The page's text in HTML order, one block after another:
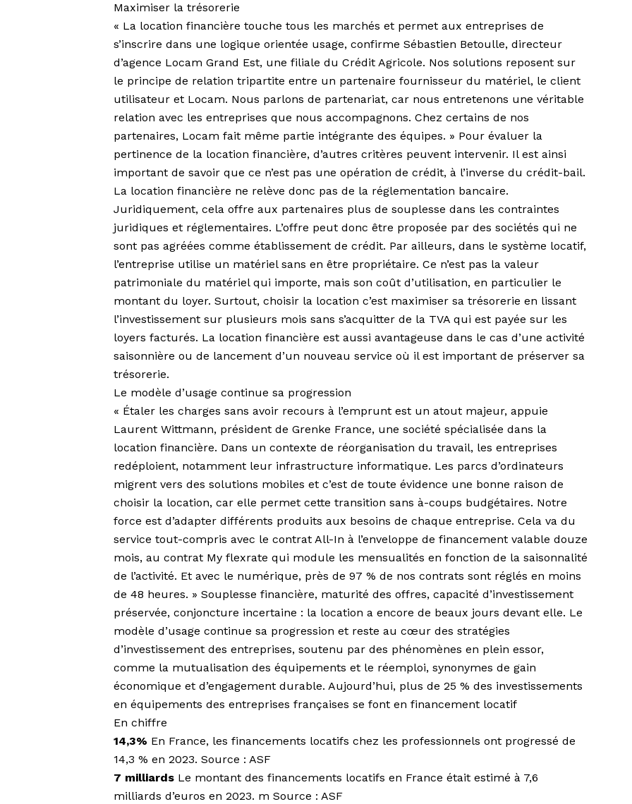
Maximiser la trésorerie
« La location financière touche tous les marchés et permet aux entreprises de
s’inscrire dans une logique orientée usage, confirme Sébastien Betoulle, directeur
d’agence Locam Grand Est, une filiale du Crédit Agricole. Nos solutions reposent sur
le principe de relation tripartite entre un partenaire fournisseur du matériel, le client
utilisateur et Locam. Nous parlons de partenariat, car nous entretenons une véritable
relation avec les entreprises que nous accompagnons. Chez certains de nos
partenaires, Locam fait même partie intégrante des équipes. » Pour évaluer la
pertinence de la location financière, d’autres critères peuvent intervenir. Il est ainsi
important de savoir que ce n’est pas une opération de crédit, à l’inverse du crédit-bail.
La location financière ne relève donc pas de la réglementation bancaire.
Juridiquement, cela offre aux partenaires plus de souplesse dans les contraintes
juridiques et réglementaires. L’offre peut donc être proposée par des sociétés qui ne
sont pas agréées comme établissement de crédit. Par ailleurs, dans le système locatif,
l’entreprise utilise un matériel sans en être propriétaire. Ce n’est pas la valeur
patrimoniale du matériel qui importe, mais son coût d’utilisation, en particulier le
montant du loyer. Surtout, choisir la location c’est maximiser sa trésorerie en lissant
l’investissement sur plusieurs mois sans s’acquitter de la TVA qui est payée sur les
loyers facturés. La location financière est aussi avantageuse dans le cas d’une activité
saisonnière ou de lancement d’un nouveau service où il est important de préserver sa
trésorerie.
Le modèle d’usage continue sa progression
« Étaler les charges sans avoir recours à l’emprunt est un atout majeur, appuie
Laurent Wittmann, président de Grenke France, une société spécialisée dans la
location financière. Dans un contexte de réorganisation du travail, les entreprises
redéploient, notamment leur infrastructure informatique. Les parcs d’ordinateurs
migrent vers des solutions mobiles et c’est de toute évidence une bonne raison de
choisir la location, car elle permet cette transition sans à-coups budgétaires. Notre
force est d’adapter différents produits aux besoins de chaque entreprise. Cela va du
service tout-compris avec le contrat All-In à l’enveloppe de financement valable douze
mois, au contrat My flexrate qui module les mensualités en fonction de la saisonnalité
de l’activité. Et avec le numérique, près de 97 % de nos contrats sont réglés en moins
de 48 heures. » Souplesse financière, maturité des offres, capacité d’investissement
préservée, conjoncture incertaine : la location a encore de beaux jours devant elle. Le
modèle d’usage continue sa progression et reste au cœur des stratégies
d’investissement des entreprises, soutenu par des phénomènes en plein essor,
comme la mutualisation des équipements et le réemploi, synonymes de gain
économique et d’engagement durable. Aujourd’hui, plus de 25 % des investissements
en équipements des entreprises françaises se font en financement locatif
En chiffre
14,3% En France, les financements locatifs chez les professionnels ont progressé de
14,3 % en 2023. Source : ASF
7 milliards Le montant des financements locatifs en France était estimé à 7,6
milliards d’euros en 2023. m Source : ASF